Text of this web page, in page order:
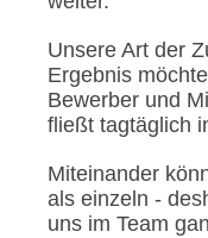
Unsere Art der
Ergebnis
Bewerber und
fließt tagtäglich
Miteinander
als einzeln -
uns im Team